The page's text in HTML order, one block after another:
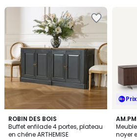
ROBIN DES BOIS
Buffet enfilade 4 portes, plateau
en chêne ARTHEMISE
AM.PM
noyer
4,6
/ 5